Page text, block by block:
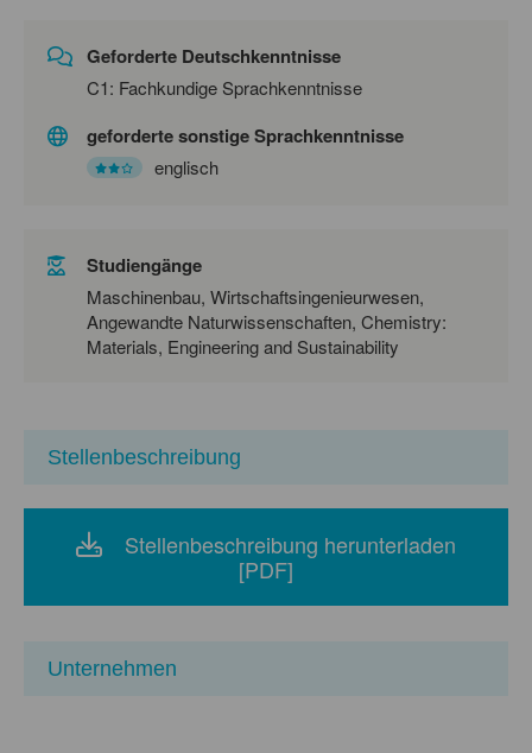
Geforderte Deutschkenntnisse
C1: Fachkundige Sprachkenntnisse
geforderte sonstige Sprachkenntnisse
englisch
Studiengänge
Maschinenbau, Wirtschaftsingenieurwesen,
Angewandte Naturwissenschaften, Chemistry:
Materials, Engineering and Sustainability
Stellenbeschreibung
Stellenbeschreibung herunterladen
[PDF]
Unternehmen